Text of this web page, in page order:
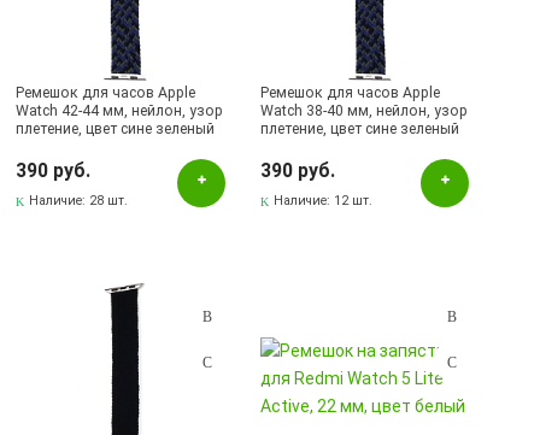
Ремешок для часов Apple
Watch 42-44 мм, нейлон, узор
плетение, цвет сине зеленый
390 руб.
Наличие: 28 шт.
Ремешок для часов Apple
Watch 38-40 мм, нейлон, узор
плетение, цвет сине зеленый
390 руб.
Наличие: 12 шт.